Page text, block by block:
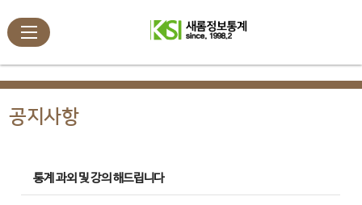
공지사항
통계 과외 및 강의 해드립니다